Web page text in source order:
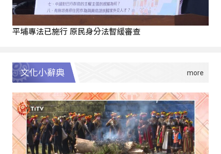
平埔專法已施行 原民身分法暫緩審查
文化小辭典